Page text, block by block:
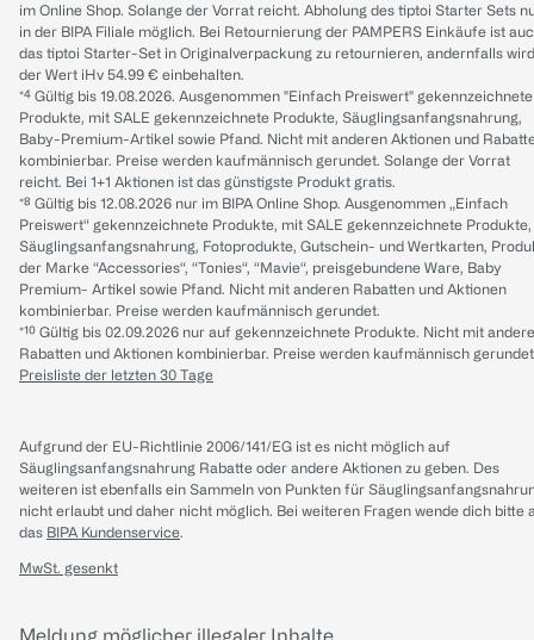
im Online Shop. Solange der Vorrat reicht. Abholung des tiptoi Starter Sets
in der BIPA Filiale möglich. Bei Retournierung der PAMPERS Einkäufe ist
das tiptoi Starter-Set in Originalverpackung zu retournieren, andernfalls wird
der Wert iHv 54.99 € einbehalten.
*⁴ Gültig bis 19.08.2026. Ausgenommen "Einfach Preiswert" gekennzeichnete
Produkte, mit SALE gekennzeichnete Produkte, Säuglingsanfangsnahrung,
Baby-Premium-Artikel sowie Pfand. Nicht mit anderen Aktionen und
kombinierbar. Preise werden kaufmännisch gerundet. Solange der Vorrat
reicht. Bei 1+1 Aktionen ist das günstigste Produkt gratis.
*⁸ Gültig bis 12.08.2026 nur im BIPA Online Shop. Ausgenommen „Einfach
Preiswert“ gekennzeichnete Produkte, mit SALE gekennzeichnete Produkte,
Säuglingsanfangsnahrung, Fotoprodukte, Gutschein- und Wertkarten,
der Marke “Accessories“, “Tonies“, “Mavie“, preisgebundene Ware, Baby
Premium- Artikel sowie Pfand. Nicht mit anderen Rabatten und Aktionen
kombinierbar. Preise werden kaufmännisch gerundet.
*¹⁰ Gültig bis 02.09.2026 nur auf gekennzeichnete Produkte. Nicht mit
Rabatten und Aktionen kombinierbar. Preise werden kaufmännisch
Preisliste der letzten 30 Tage
Aufgrund der EU-Richtlinie 2006/141/EG ist es nicht möglich auf
Säuglingsanfangsnahrung Rabatte oder andere Aktionen zu geben. Des
weiteren ist ebenfalls ein Sammeln von Punkten für
nicht erlaubt und daher nicht möglich. Bei weiteren Fragen wende dich bitte
das BIPA Kundenservice.
MwSt. gesenkt
Meldung möglicher illegaler Inhalte